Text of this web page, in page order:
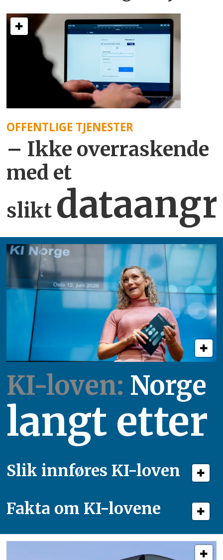
OFFENTLIGE TJENESTER
– Ikke overraskende
med et
slikt
KI-loven: Norge
langt etter
Slik innføres KI-loven
Fakta om KI-lovene